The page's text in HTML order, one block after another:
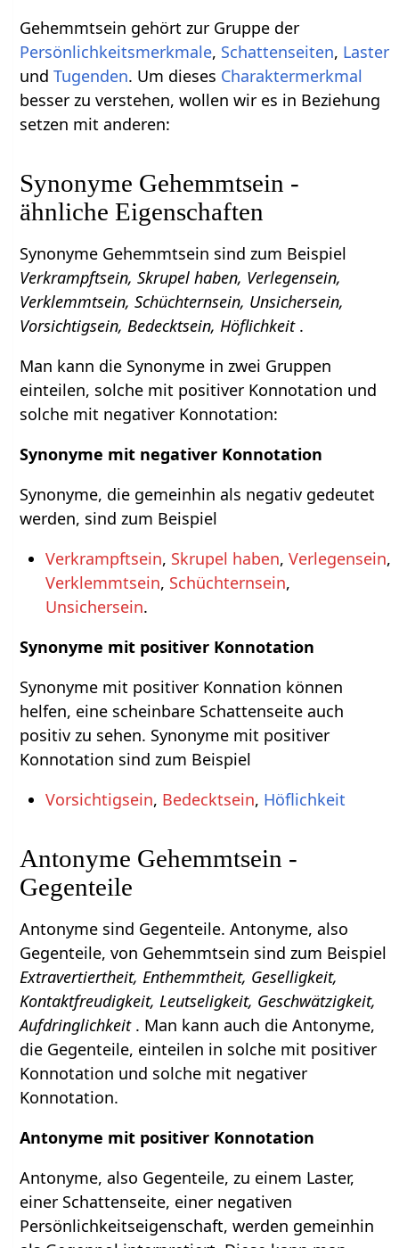
Gehemmtsein gehört zur Gruppe der
Persönlichkeitsmerkmale, Schattenseiten, Laster
undTugenden. Um dieses Charaktermerkmal
besser zu verstehen, wollen wir es in Beziehung
setzen mit anderen:
Synonyme Gehemmtsein -
ähnliche Eigenschaften
Synonyme Gehemmtsein sind zum Beispiel
Verkrampftsein, Skrupel haben, Verlegensein,
Verklemmtsein, Schüchternsein, Unsichersein,
Vorsichtigsein, Bedecktsein, Höflichkeit .
Man kann die Synonyme in zwei Gruppen
einteilen, solche mit positiver Konnotation und
solche mit negativer Konnotation:
Synonyme mit negativer Konnotation
Synonyme, die gemeinhin als negativ gedeutet
werden, sind zum Beispiel
Verkrampftsein, Skrupel haben, Verlegensein,
Verklemmtsein, Schüchternsein,
Unsichersein.
Synonyme mit positiver Konnotation
Synonyme mit positiver Konnation können
helfen, eine scheinbare Schattenseite auch
positiv zu sehen. Synonyme mit positiver
Konnotation sind zum Beispiel
Vorsichtigsein, Bedecktsein, Höflichkeit
Antonyme Gehemmtsein -
Gegenteile
Antonyme sind Gegenteile. Antonyme, also
Gegenteile, von Gehemmtsein sind zum Beispiel
Extravertiertheit, Enthemmtheit, Geselligkeit,
Kontaktfreudigkeit, Leutseligkeit, Geschwätzigkeit,
Aufdringlichkeit . Man kann auch die Antonyme,
die Gegenteile, einteilen in solche mit positiver
Konnotation und solche mit negativer
Konnotation.
Antonyme mit positiver Konnotation
Antonyme, also Gegenteile, zu einem Laster,
einer Schattenseite, einer negativen
Persönlichkeitseigenschaft, werden gemeinhin